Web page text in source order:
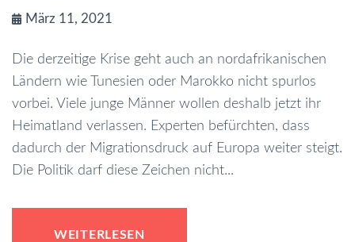
März 11, 2021
Die derzeitige Krise geht auch an nordafrikanischen
Ländern wie Tunesien oder Marokko nicht spurlos
vorbei. Viele junge Männer wollen deshalb jetzt ihr
Heimatland verlassen. Experten befürchten, dass
dadurch der Migrationsdruck auf Europa weiter steigt.
Die Politik darf diese Zeichen nicht...
WEITERLESEN